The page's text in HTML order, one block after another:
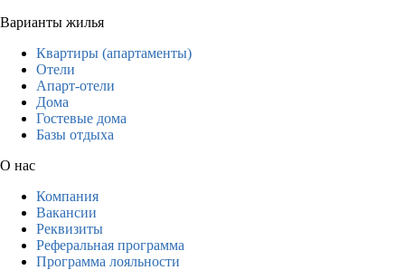
Варианты жилья
Квартиры (апартаменты)
Отели
Апарт-отели
Дома
Гостевые дома
Базы отдыха
О нас
Компания
Вакансии
Реквизиты
Реферальная программа
Программа лояльности